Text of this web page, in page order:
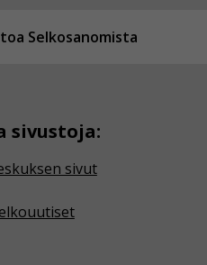
Selkosanomista
sivustoja:
sivut